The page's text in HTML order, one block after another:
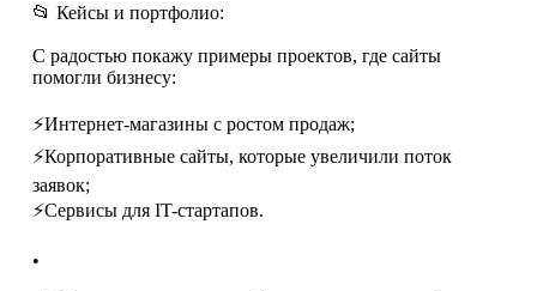
📂 Кейсы и портфолио:
С радостью покажу примеры проектов, где сайты
помогли бизнесу:
⚡️Интернет-магазины с ростом продаж;
⚡️Корпоративные сайты, которые увеличили поток
заявок;
⚡️Сервисы для IT-стартапов.
•